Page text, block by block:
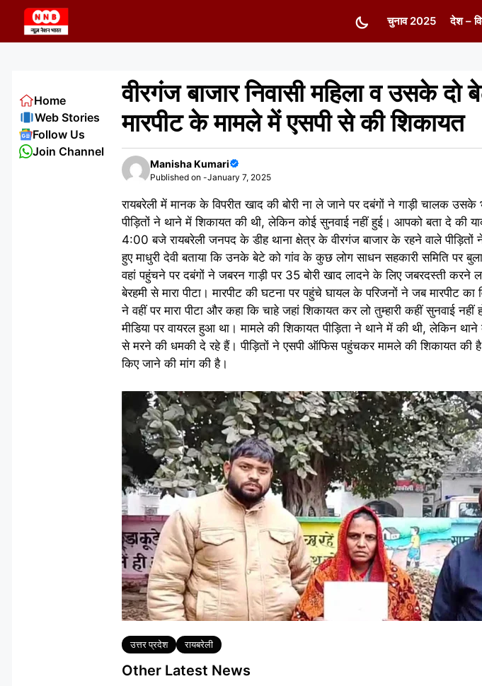
content
चुनाव 2025 देश –
वीरगंज बाजार निवासी महिला व उसके दो
मारपीट के मामले में एसपी से की शिकायत
Manisha Kumari
Published on -January 7, 2025
रायबरेली में मानक के विपरीत खाद की बोरी ना ले जाने पर दबंगों ने गाड़ी चालक
पीड़ितों ने थाने में शिकायत की थी, लेकिन कोई सुनवाई नहीं हुई। आपको बता दे की
4:00 बजे रायबरेली जनपद के डीह थाना क्षेत्र के वीरगंज बाजार के रहने वाले
हुए माधुरी देवी बताया कि उनके बेटे को गांव के कुछ लोग साधन सहकारी समिति पर
वहां पहुंचने पर दबंगों ने जबरन गाड़ी पर 35 बोरी खाद लादने के लिए जबरदस्ती करने
बेरहमी से मारा पीटा। मारपीट की घटना पर पहुंचे घायल के परिजनों ने जब मारपीट
ने वहीं पर मारा पीटा और कहा कि चाहे जहां शिकायत कर लो तुम्हारी कहीं सुनवाई
मीडिया पर वायरल हुआ था। मामले की शिकायत पीड़िता ने थाने में की थी, लेकिन
से मरने की धमकी दे रहे हैं। पीड़ितों ने एसपी ऑफिस पहुंचकर मामले की शिकायत की है
किए जाने की मांग की है।
Tags
उत्तर प्रदेश रायबरेली
Other Latest News
Home
Web Stories
Follow Us
Join Channel